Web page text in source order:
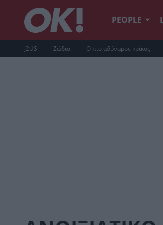
PEOPLE
J2US Ζώδια Ο πιο αδύναμος κρίκος